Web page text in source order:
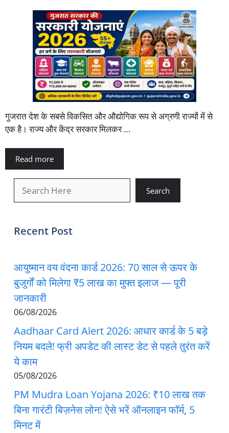
गुजरात देश के सबसे विकसित और औद्योगिक रूप से अग्रणी राज्यों में से
एक है। राज्य और केंद्र सरकार मिलकर …
Read more
Search
Recent Post
आयुष्मान वय वंदना कार्ड 2026: 70 साल से ऊपर के
बुजुर्गों को मिलेगा ₹5 लाख का मुफ्त इलाज — पूरी
जानकारी
06/08/2026
Aadhaar Card Alert 2026: आधार कार्ड के 5 बड़े
नियम बदले! फ्री अपडेट की लास्ट डेट से पहले तुरंत करें
ये काम
05/08/2026
PM Mudra Loan Yojana 2026: ₹10 लाख तक
बिना गारंटी बिज़नेस लोन! ऐसे भरें ऑनलाइन फॉर्म, 5
मिनट में